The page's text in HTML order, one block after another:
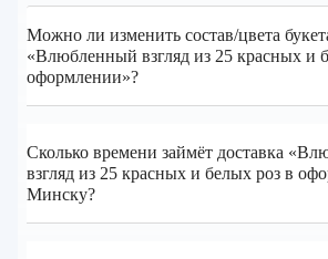
Можно ли изменить состав/цвета
«Влюбленный взгляд из 25 красных и
оформлении»?
Сколько времени займёт доставка
взгляд из 25 красных и белых роз в
Минску?